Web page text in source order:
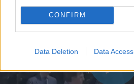
CONFIRM
Data Deletion Data Access